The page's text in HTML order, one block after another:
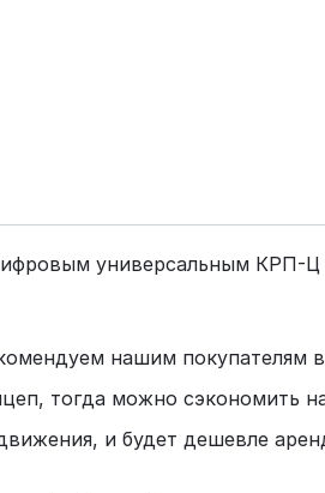
универсальным КРП-Ц
нашим покупателям
тогда можно сэкономить
и будет дешевле